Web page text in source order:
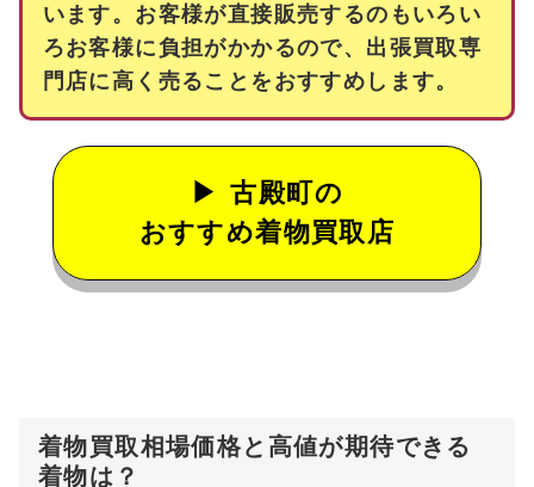
います。お客様が直接販売するのもいろい
ろお客様に負担がかかるので、出張買取専
門店に高く売ることをおすすめします。
古殿町の
おすすめ着物買取店
着物買取相場価格と高値が期待できる
着物は？